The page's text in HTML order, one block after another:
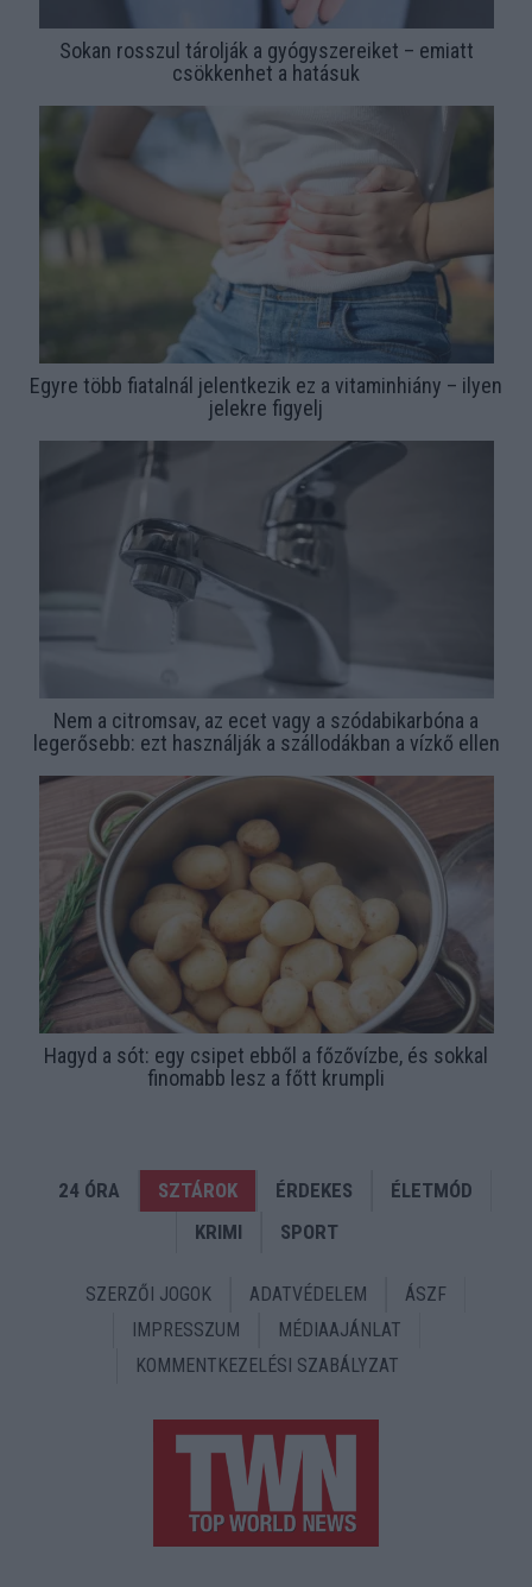
Sokan rosszul tárolják a gyógyszereiket – emiatt
csökkenhet a hatásuk
Egyre több fiatalnál jelentkezik ez a vitaminhiány – ilyen
jelekre figyelj
Nem a citromsav, az ecet vagy a szódabikarbóna a
legerősebb: ezt használják a szállodákban a vízkő ellen
Hagyd a sót: egy csipet ebből a főzővízbe, és sokkal
finomabb lesz a főtt krumpli
24 ÓRA SZTÁROK ÉRDEKES
ÉLETMÓD
KRIMI
SPORT
SZERZŐI JOGOK ADATVÉDELEM
ÁSZF
IMPRESSZUM
MÉDIAAJÁNLAT
KOMMENTKEZELÉSI SZABÁLYZAT